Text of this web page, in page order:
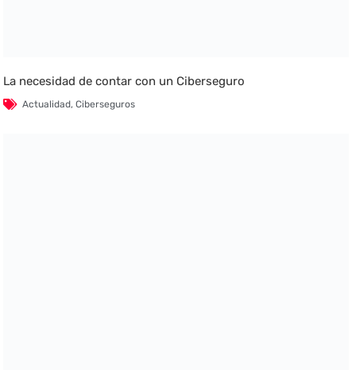
La necesidad de contar con un Ciberseguro
Actualidad,Ciberseguros